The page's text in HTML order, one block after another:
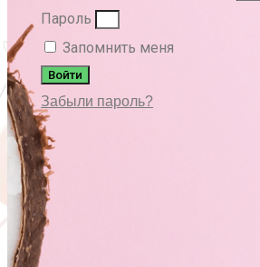
Пароль
Запомнить меня
Войти
Забыли пароль?